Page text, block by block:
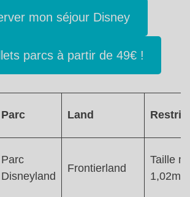
mon séjour Disney
parcs à partir de 49€ !
Parc Land
Parc
Disneyland
Frontierland
Taille
1,02m